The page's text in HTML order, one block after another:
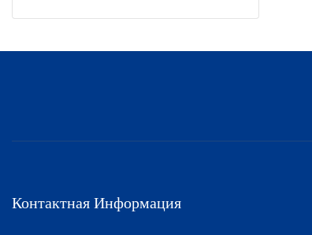
Контактная Информация